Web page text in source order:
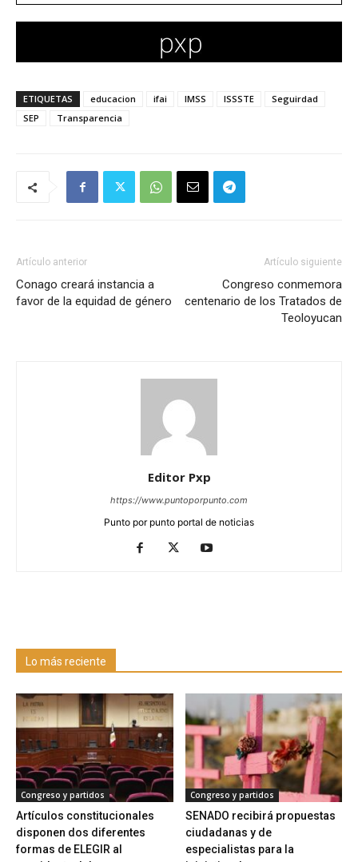
ETIQUETAS educacion ifai IMSS ISSSTE
Seguirdad
SEP
Transparencia
Artículo anterior
Conago creará instancia a
favor de la equidad de género
Artículo siguiente
Congreso conmemora
centenario de los Tratados de
Teoloyucan
Editor Pxp
https://www.puntoporpunto.com
Punto por punto portal de noticias
Lo más reciente
Congreso y partidos
Artículos constitucionales
disponen dos diferentes
formas de ELEGIR al
Congreso y partidos
SENADO recibirá propuestas
ciudadanas y de
especialistas para la